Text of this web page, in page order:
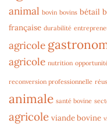
animal bovin bovins bétail
française durabilité
agricole
agricole nutrition
reconversion professionnelle
animale santé bovine
agricole viande bovine